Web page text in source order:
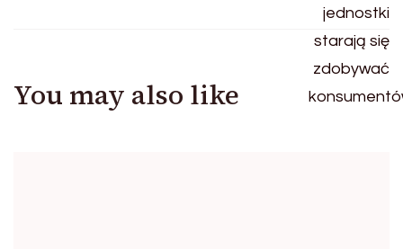
You may also like